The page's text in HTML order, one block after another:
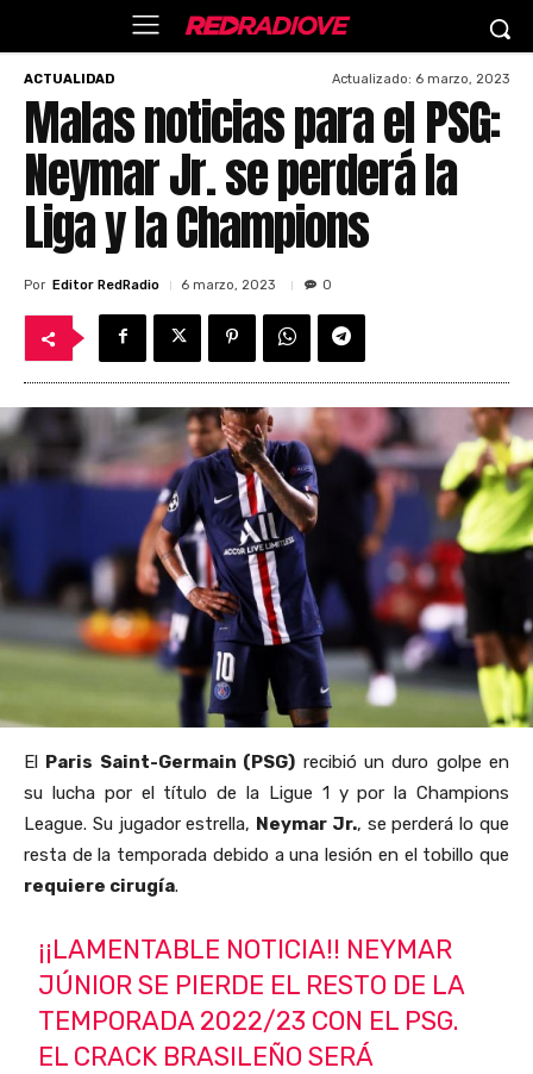
ACTUALIDAD Actualizado: 6 marzo, 2023
Malas noticias para el PSG:
Neymar Jr. se perderá la
Liga y la Champions
Por Editor RedRadio 6 marzo, 2023 0
El Paris Saint-Germain (PSG) recibió un duro golpe en
su lucha por el título de la Ligue 1 y por la Champions
League. Su jugador estrella, Neymar Jr., se perderá lo que
resta de la temporada debido a una lesión en el tobillo que
requiere cirugía.
¡¡LAMENTABLE NOTICIA!! NEYMAR
JÚNIOR SE PIERDE EL RESTO DE LA
TEMPORADA 2022/23 CON EL PSG.
EL CRACK BRASILEÑO SERÁ